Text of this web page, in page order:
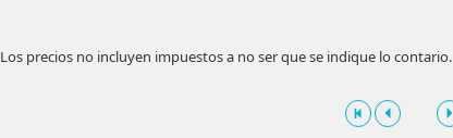
Los precios no incluyen impuestos a no ser que se indique lo contario.